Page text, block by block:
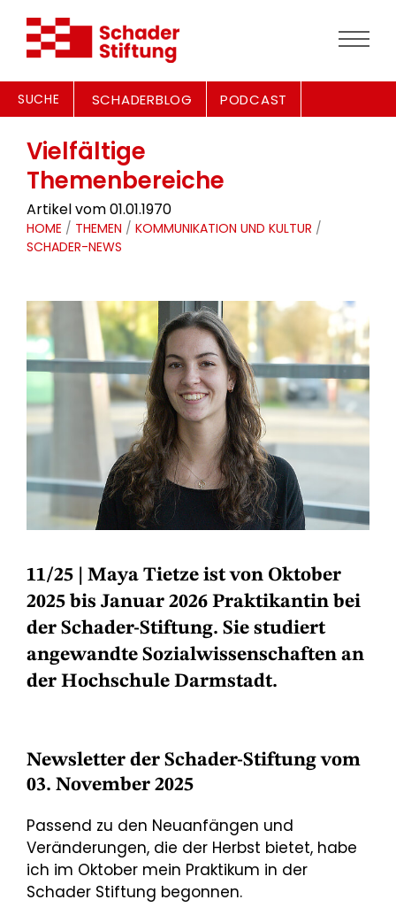
SUCHE SCHADERBLOG PODCAST
Vielfältige
Themenbereiche
Artikel vom 01.01.1970
HOME / THEMEN / KOMMUNIKATION UND KULTUR /
SCHADER-NEWS
11/25 | Maya Tietze ist von Oktober
2025 bis Januar 2026 Praktikantin bei
der Schader-Stiftung. Sie studiert
angewandte Sozialwissenschaften an
der Hochschule Darmstadt.
Newsletter der Schader-Stiftung vom
03. November 2025
Passend zu den Neuanfängen und
Veränderungen, die der Herbst bietet, habe
ich im Oktober mein Praktikum in der
Schader Stiftung begonnen.